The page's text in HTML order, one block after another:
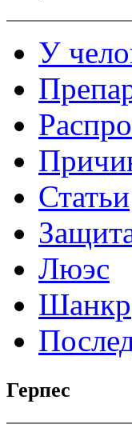
У
Статьи
Люэс
Шанкр
Герпес